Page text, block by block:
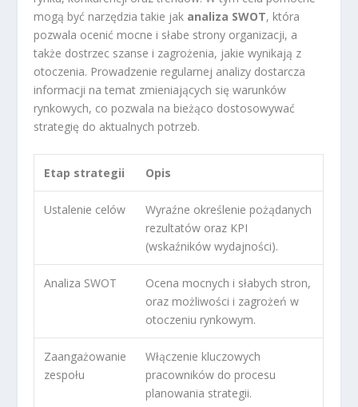
mogą być narzędzia takie jak analiza SWOT, która
pozwala ocenić mocne i słabe strony organizacji, a
także dostrzec szanse i zagrożenia, jakie wynikają z
otoczenia. Prowadzenie regularnej analizy dostarcza
informacji na temat zmieniających się warunków
rynkowych, co pozwala na bieżąco dostosowywać
strategię do aktualnych potrzeb.
Etap strategii Opis
Ustalenie celów
Wyraźne określenie pożądanych
rezultatów oraz KPI
(wskaźników wydajności).
Analiza SWOT
Ocena mocnych i słabych stron,
oraz możliwości i zagrożeń w
otoczeniu rynkowym.
Zaangażowanie
zespołu
Włączenie kluczowych
pracowników do procesu
planowania strategii.